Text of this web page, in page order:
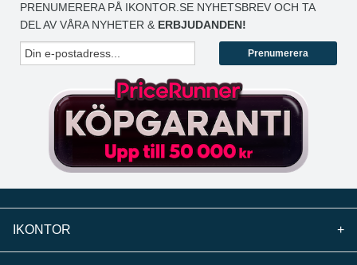
PRENUMERERA PÅ IKONTOR.SE NYHETSBREV OCH TA
DEL AV VÅRA NYHETER & ERBJUDANDEN!
Prenumerera
IKONTOR +